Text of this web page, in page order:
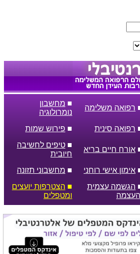
רפואה משלימה
■ מחשבון
נומרולוגיה
רפואה סינית ■ פירוש שמות
אורח חיים בריא
■ טיפים לחשיבה
חיובית
אימון אישי רוחני ■ מחשבוני תזונה
הגשמה עצמית
■ הצטרפות יועצים
ומטפלים